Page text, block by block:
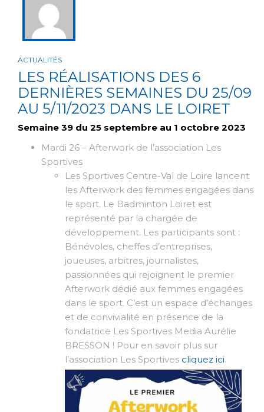
ACTUALITÉS
LES RÉALISATIONS DES 6
DERNIÈRES SEMAINES DU 25/09
AU 5/11/2023 DANS LE LOIRET
Semaine 39 du 25 septembre au 1 octobre 2023
Mardi 26 – Afterwork de l’association Les
Sportives
Les Sportives Centre-Val de Loire lancent
les Afterwork des femmes engagées dans
le sport. Le Badminton Loiret est
représenté par la chargée de
développement. Les participants sont :
Bénévoles, cheffes d’entreprises,
joueuses, arbitres, journalistes,
passionnées qui rejoignent le premier
Afterwork dédié aux femmes engagées
dans le sport. C’est un espace d’échanges
et de convivialité en présence de la
fondatrice Les Sportives Media Aurélie
BRESSON ! Pour en savoir plus sur
l’association Les Sportives cliquez ici.